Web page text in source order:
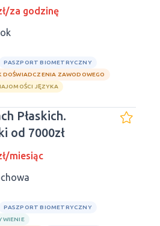
za godzinę
PASZPORT BIOMETRYCZNY
DOŚWIADCZENIA ZAWODOWEGO
JĘZYKA
Płaskich.
od 7000zł
miesiąc
PASZPORT BIOMETRYCZNY